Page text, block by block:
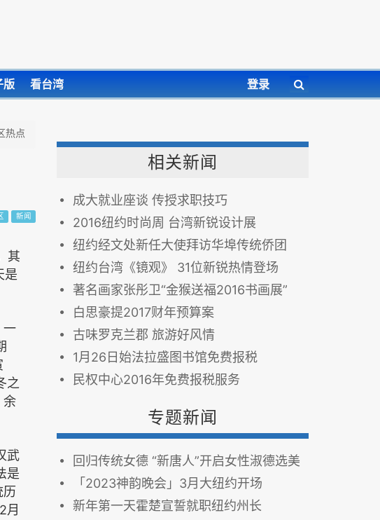
版 看台湾 登录
热点
新闻
其
是
一
之
余
武
是
2月
相关新闻
成大就业座谈 传授求职技巧
2016纽约时尚周 台湾新锐设计展
纽约经文处新任大使拜访华埠传统侨团
纽约台湾《镜观》 31位新锐热情登场
著名画家张彤卫“金猴送福2016书画展”
白思豪提2017财年预算案
古味罗克兰郡 旅游好风情
1月26日始法拉盛图书馆免费报税
民权中心2016年免费报税服务
专题新闻
回归传统女德 “新唐人”开启女性淑德选美
「2023神韵晚会」3月大纽约开场
新年第一天霍楚宣誓就职纽约州长